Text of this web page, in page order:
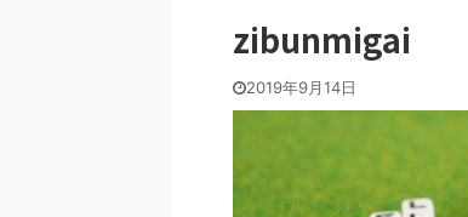
zibunmigai
2019年9月14日